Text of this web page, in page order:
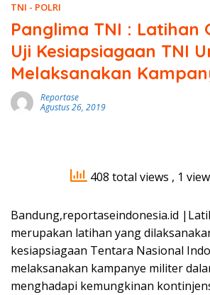
TNI - POLRI
Panglima TNI : Latihan
Uji Kesiapsiagaan TNI
Melaksanakan
Reportase
Agustus 26, 2019
408 total views , 1
Bandung,reportaseindonesia.id
merupakan latihan yang
kesiapsiagaan Tentara Nasional
melaksanakan kampanye militer
menghadapi kemungkinan